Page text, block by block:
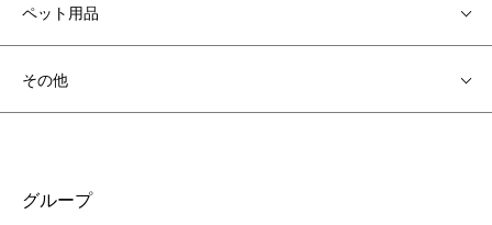
ペット用品
その他
グループ